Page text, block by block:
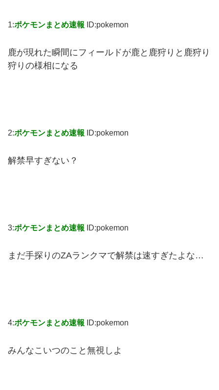
1:ポケモンまとめ速報 ID:pokemon
鹿が現れた瞬間にフィールドが鹿と鹿狩りと鹿狩り
狩りの様相になる
2:ポケモンまとめ速報 ID:pokemon
解禁早すぎない？
3:ポケモンまとめ速報 ID:pokemon
まだ手探りのZAランクマで解禁は速すぎたよな…
4:ポケモンまとめ速報 ID:pokemon
みんなこいつのこと無視しよ